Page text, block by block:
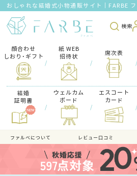
おしゃれな結婚式小物通販サイト｜FARBE
検索
顔合わせ
しおり･ギフト
/
紙 WEB
招待状
/
席次表
/
結婚
証明書
/
ウェルカム
ボード
/
エスコート
カード
/
ファルべについて レビュー口コミ